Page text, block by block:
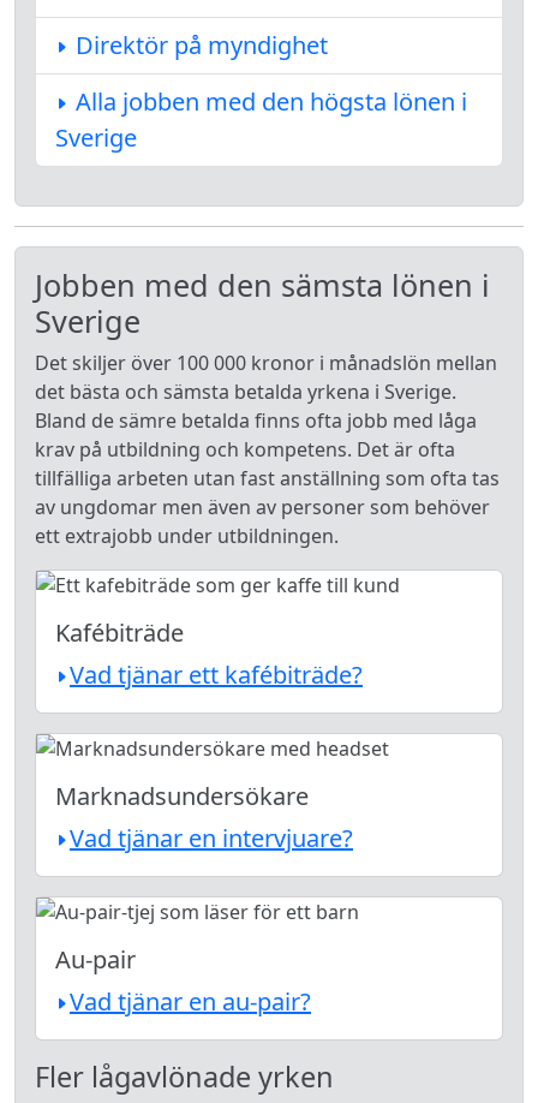
Direktör på myndighet
Alla jobben med den högsta lönen i
Sverige
Jobben med den sämsta lönen i
Sverige
Det skiljer över 100 000 kronor i månadslön mellan
det bästa och sämsta betalda yrkena i Sverige.
Bland de sämre betalda finns ofta jobb med låga
krav på utbildning och kompetens. Det är ofta
tillfälliga arbeten utan fast anställning som ofta tas
av ungdomar men även av personer som behöver
ett extrajobb under utbildningen.
Kafébiträde
Vad tjänar ett kafébiträde?
Marknadsundersökare
Vad tjänar en intervjuare?
Au-pair
Vad tjänar en au-pair?
Fler lågavlönade yrken